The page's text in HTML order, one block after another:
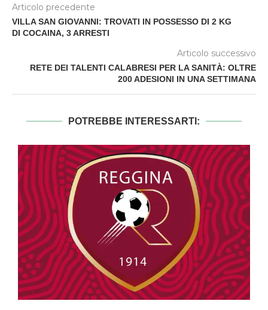
Articolo precedente
VILLA SAN GIOVANNI: TROVATI IN POSSESSO DI 2 KG
DI COCAINA, 3 ARRESTI
Articolo successivo
RETE DEI TALENTI CALABRESI PER LA SANITÀ: OLTRE
200 ADESIONI IN UNA SETTIMANA
POTREBBE INTERESSARTI: